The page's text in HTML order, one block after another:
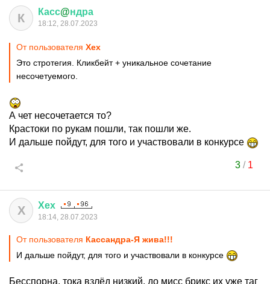
К Касс@ндра
18:12, 28.07.2023
От пользователя Хех
Это стротегия. Кликбейт + уникальное сочетание
несочетуемого.
А чет несочетается то?
Крастоки по рукам пошли, так пошли же.
И дальше пойдут, для того и участвовали в конкурсе
3/ 1
Х Хех
18:14, 28.07.2023
От пользователя Кассандра-Я жива!!!
И дальше пойдут, для того и участвовали в конкурсе
Бесспорна, тока взлёд низкий, до мисс брикс их уже таг